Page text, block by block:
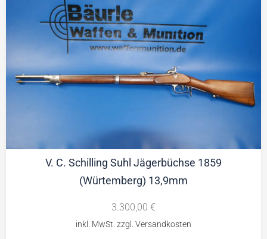
V. C. Schilling Suhl Jägerbüchse 1859
(Würtemberg) 13,9mm
3.300,00 €